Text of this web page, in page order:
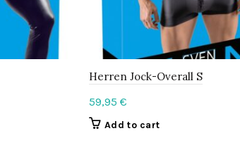
Herren Jock-Overall S
59,95 €
Add to cart